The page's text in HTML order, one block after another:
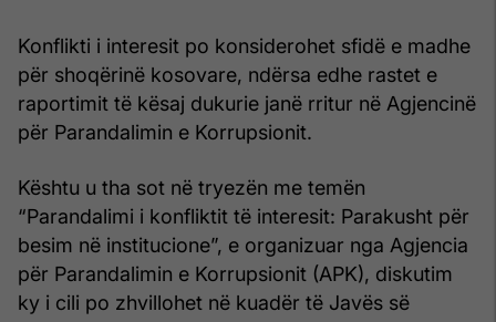
Konflikti i interesit po konsiderohet sfidë e madhe
për shoqërinë kosovare, ndërsa edhe rastet e
raportimit të kësaj dukurie janë rritur në Agjencinë
për Parandalimin e Korrupsionit.
Kështu u tha sot në tryezën me temën
“Parandalimi i konfliktit të interesit: Parakusht për
besim në institucione”, e organizuar nga Agjencia
për Parandalimin e Korrupsionit (APK), diskutim
ky i cili po zhvillohet në kuadër të Javës së